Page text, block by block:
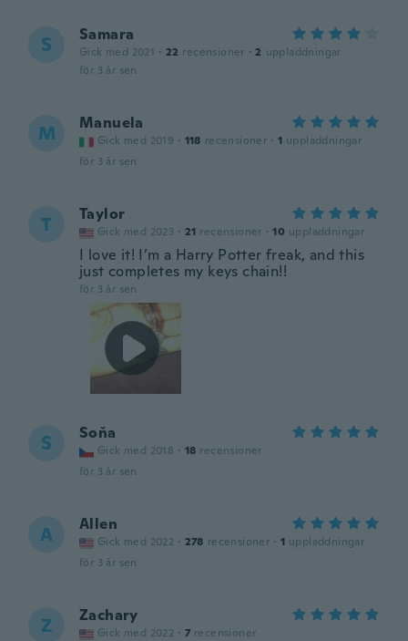
S Samara
Gick med 2021 · 22 recensioner · 2 uppladdningar
för 3 år sen
M Manuela
Gick med 2019 · 118 recensioner · 1 uppladdningar
för 3 år sen
T Taylor
Gick med 2023 · 21 recensioner · 10 uppladdningar
I love it! I’m a Harry Potter freak, and this
just completes my keys chain!!
för 3 år sen
S Soňa
Gick med 2018 · 18 recensioner
för 3 år sen
A Allen
Gick med 2022 · 278 recensioner · 1 uppladdningar
för 3 år sen
Z Zachary
Gick med 2022 · 7 recensioner